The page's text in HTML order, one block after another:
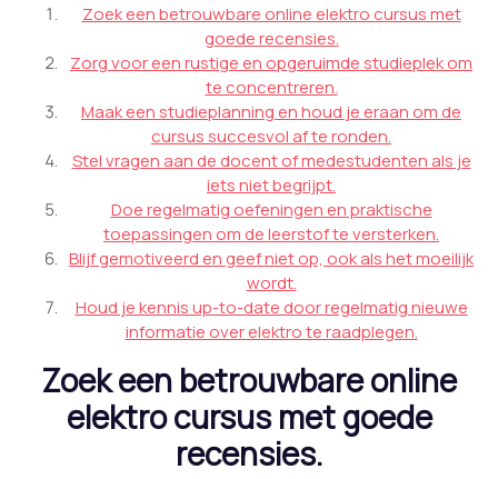
Zoek een betrouwbare online elektro cursus met
goede recensies.
Zorg voor een rustige en opgeruimde studieplek om
te concentreren.
Maak een studieplanning en houd je eraan om de
cursus succesvol af te ronden.
Stel vragen aan de docent of medestudenten als je
iets niet begrijpt.
Doe regelmatig oefeningen en praktische
toepassingen om de leerstof te versterken.
Blijf gemotiveerd en geef niet op, ook als het moeilijk
wordt.
Houd je kennis up-to-date door regelmatig nieuwe
informatie over elektro te raadplegen.
Zoek een betrouwbare online
elektro cursus met goede
recensies.